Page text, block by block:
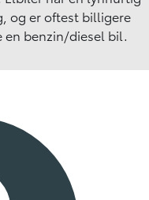
og er oftest billigere
benzin/diesel bil.